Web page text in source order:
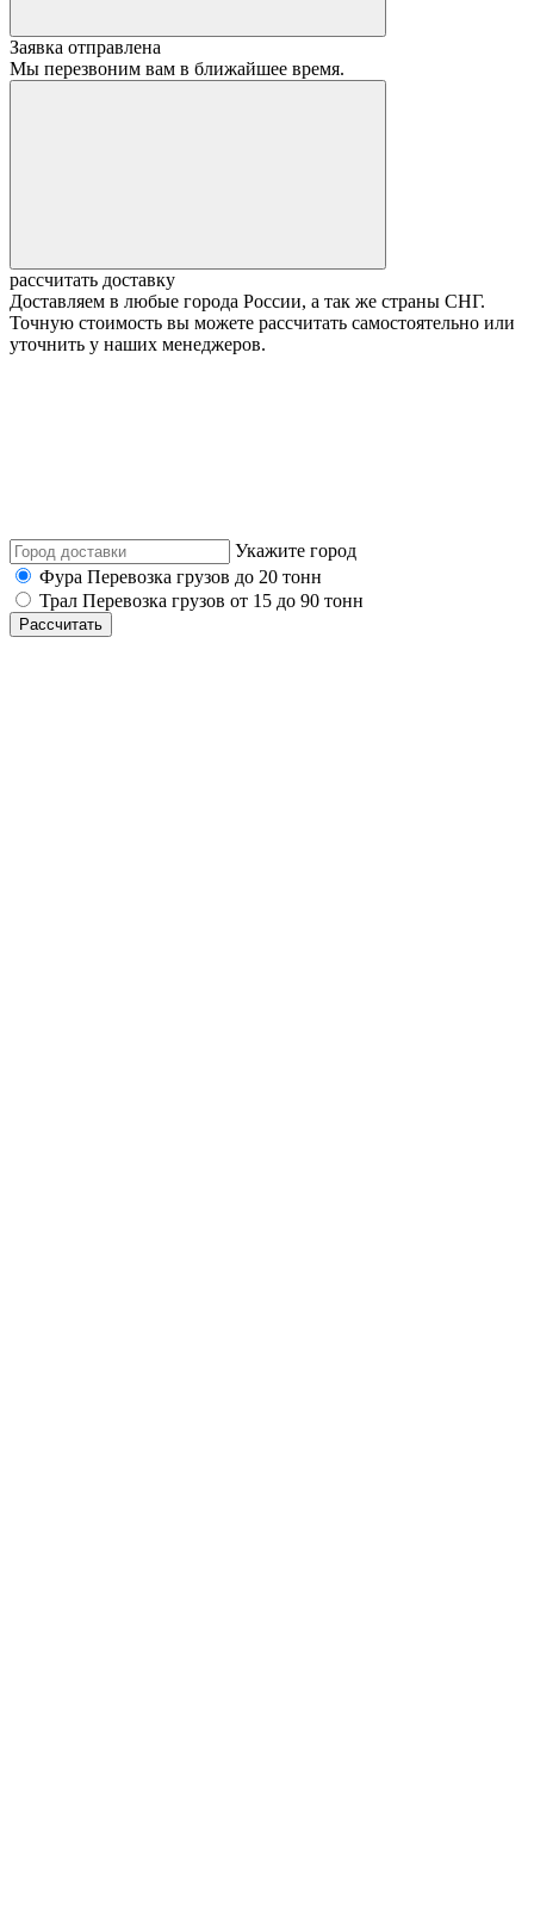
Заявка отправлена
Мы перезвоним вам в ближайшее время.
рассчитать доставку
Доставляем в любые города России, а так же страны СНГ.
Точную стоимость вы можете рассчитать самостоятельно или
уточнить у наших менеджеров.
Укажите город
Фура Перевозка грузов до 20 тонн
Трал Перевозка грузов от 15 до 90 тонн
Рассчитать